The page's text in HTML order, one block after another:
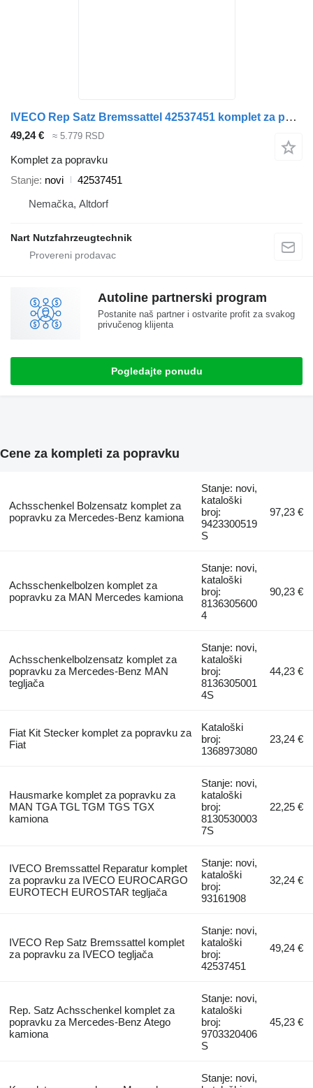
IVECO Rep Satz Bremssattel 42537451 komplet za popravku za IVECO tegljača
49,24 € ≈ 5.779 RSD
Komplet za popravku
Stanje novi
42537451
Nemačka, Altdorf
Nart Nutzfahrzeugtechnik
Autoline partnerski program
Postanite naš partner i ostvarite profit za svakog
privučenog klijenta
Pogledajte ponudu
Cene za kompleti za popravku
Achsschenkel Bolzensatz komplet za
popravku za Mercedes-Benz kamiona
Stanje: novi,
kataloški
broj:
9423300519
S
97,23 €
Achsschenkelbolzen komplet za
popravku za MAN Mercedes kamiona
Stanje: novi,
kataloški
broj:
8136305600
4
90,23 €
Achsschenkelbolzensatz komplet za
popravku za Mercedes-Benz MAN
tegljača
Stanje: novi,
kataloški
broj:
8136305001
4S
44,23 €
Fiat Kit Stecker komplet za popravku za
Fiat
Kataloški
broj:
1368973080
23,24 €
Hausmarke komplet za popravku za
MAN TGA TGL TGM TGS TGX
kamiona
Stanje: novi,
kataloški
broj:
8130530003
7S
22,25 €
IVECO Bremssattel Reparatur komplet
za popravku za IVECO EUROCARGO
EUROTECH EUROSTAR tegljača
Stanje: novi,
kataloški
broj:
93161908
32,24 €
IVECO Rep Satz Bremssattel komplet
za popravku za IVECO tegljača
Stanje: novi,
kataloški
broj:
42537451
49,24 €
Rep. Satz Achsschenkel komplet za
popravku za Mercedes-Benz Atego
kamiona
Stanje: novi,
kataloški
broj:
9703320406
S
45,23 €
Stanje: novi,